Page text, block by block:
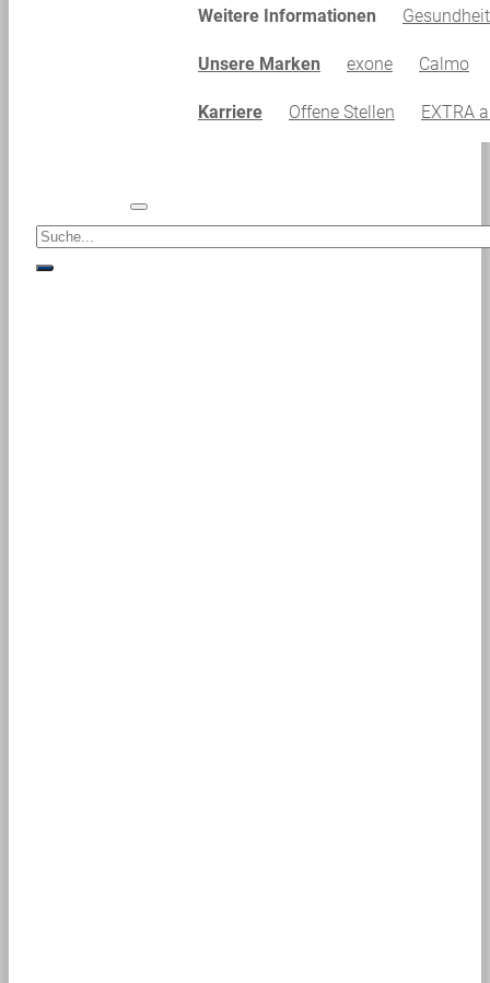
Suche<
suche
Weitere Informationen
Unsere Marken exone Calmo
Karriere Offene Stellen EXTRA